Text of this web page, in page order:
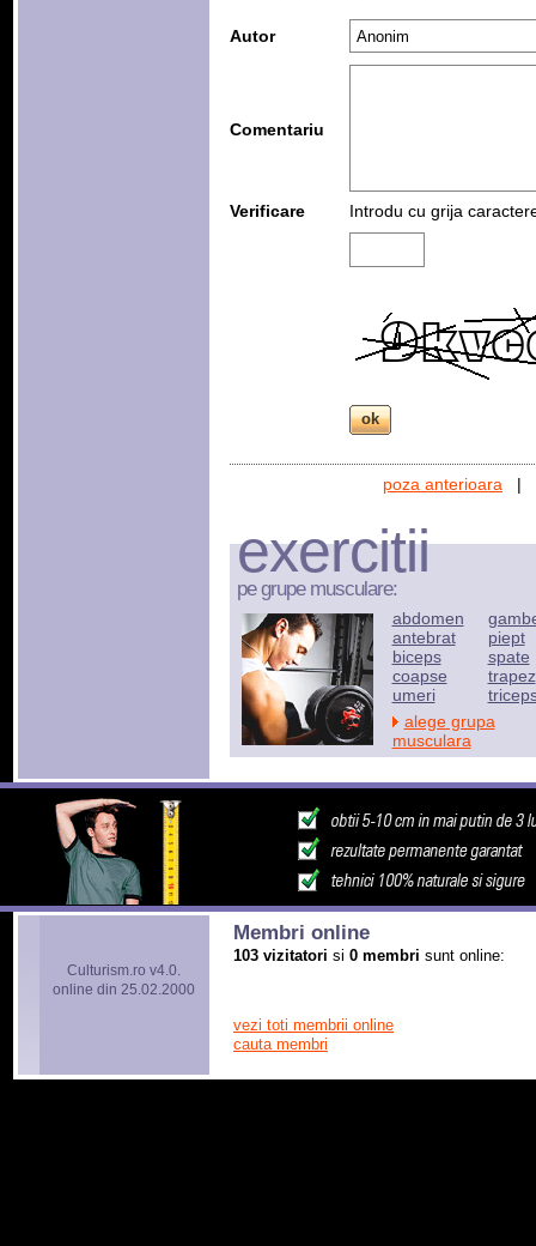
Autor
Comentariu
Verificare Introdu cu grija
poza anterioara |
exercitii
pe grupe musculare:
abdomen
antebrat
biceps
coapse
umeri
piept
spate
trapez
alege grupa
musculara
Culturism.ro v4.0.
online din 25.02.2000
Membri online
103 vizitatori si 0 membri sunt online:
vezi toti membrii online
cauta membri